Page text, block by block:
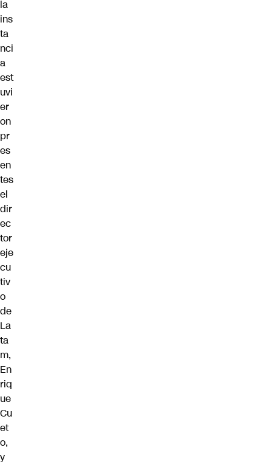
la
ins
ta
nci
a
est
uvi
er
on
pr
es
en
tes
el
dir
ec
tor
eje
cu
tiv
o
de
La
ta
m,
En
riq
ue
Cu
et
o,
y